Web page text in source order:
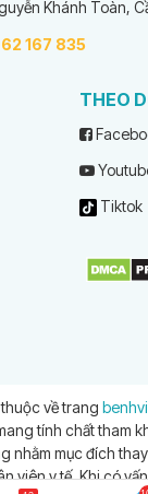
Khánh Toàn,
167 835
THEO
Tiktok
về trang
tính chất tham
nhằm mục đích
viên y tế. Khi có